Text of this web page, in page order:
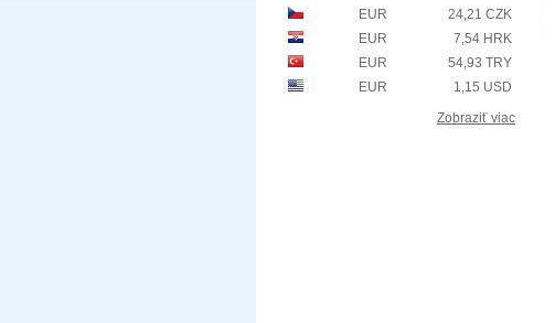
EUR
24,21 CZK
EUR
7,54 HRK
EUR
54,93 TRY
EUR
1,15 USD
Zobraziť viac